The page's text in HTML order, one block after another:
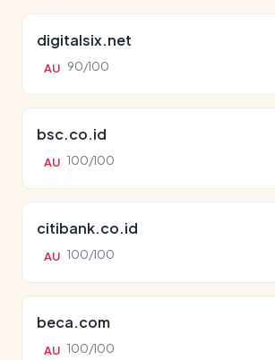
digitalsix.net
AU 90/100
bsc.co.id
AU 100/100
citibank.co.id
AU 100/100
beca.com
AU 100/100